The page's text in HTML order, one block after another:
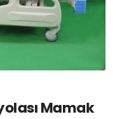
Mamak